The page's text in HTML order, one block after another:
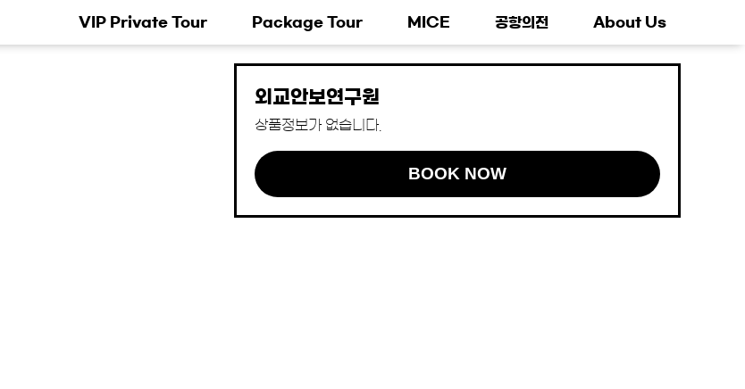
VIP Private Tour Package Tour MICE 공항의전 About Us
외교안보연구원
상품정보가 없습니다.
BOOK NOW